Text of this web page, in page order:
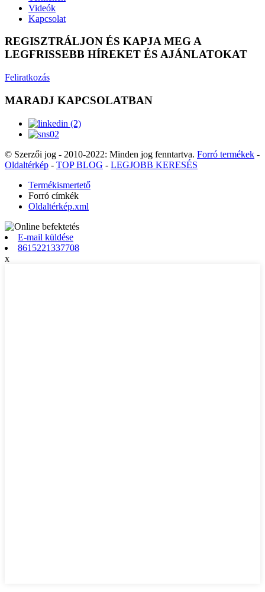
Videók
Kapcsolat
REGISZTRÁLJON ÉS KAPJA MEG A
LEGFRISSEBB HÍREKET ÉS AJÁNLATOKAT
Feliratkozás
MARADJ KAPCSOLATBAN
© Szerzői jog - 2010-2022: Minden jog fenntartva. Forró termékek -
Oldaltérkép - TOP BLOG - LEGJOBB KERESÉS
Termékismertető
Forró címkék
Oldaltérkép.xml
E-mail küldése
8615221337708
x